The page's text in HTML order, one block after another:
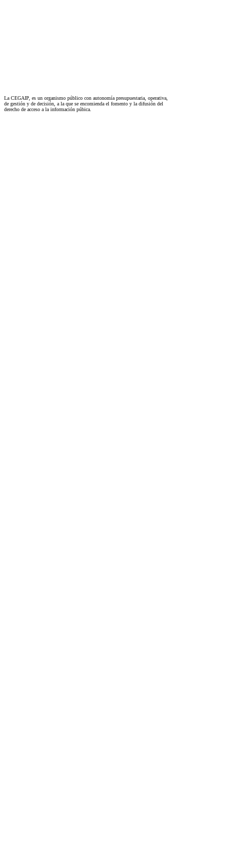
La CEGAIP, es un organismo público con autonomía presupuestaria, operativa,
de gestión y de decisión, a la que se encomienda el fomento y la difusión del
derecho de acceso a la información púbica.